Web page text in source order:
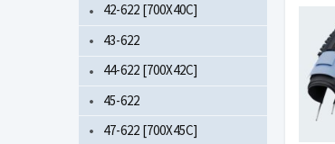
42-622 [700X40C]
43-622
44-622 [700X42C]
45-622
47-622 [700X45C]